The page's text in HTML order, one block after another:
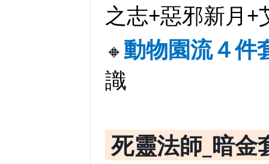
之志+惡邪新月
🔸動物園流４件
識
死靈法師_暗